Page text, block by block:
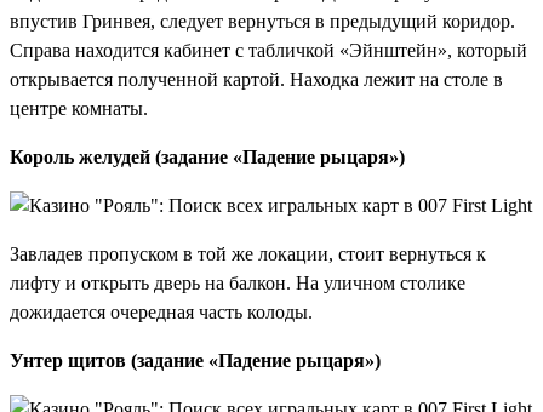
впустив Гринвея, следует вернуться в предыдущий коридор.
Справа находится кабинет с табличкой «Эйнштейн», который
открывается полученной картой. Находка лежит на столе в
центре комнаты.
Король желудей (задание «Падение рыцаря»)
Завладев пропуском в той же локации, стоит вернуться к
лифту и открыть дверь на балкон. На уличном столике
дожидается очередная часть колоды.
Унтер щитов (задание «Падение рыцаря»)